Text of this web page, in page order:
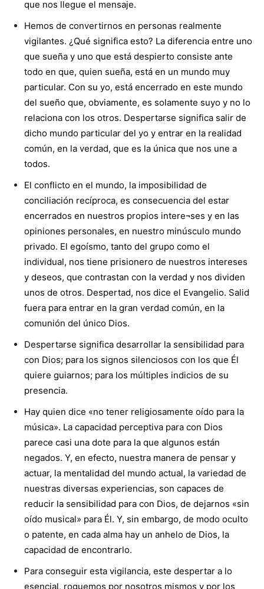
que nos llegue el mensaje.
Hemos de convertirnos en personas realmente
vigilantes. ¿Qué significa esto? La diferencia entre uno
que sueña y uno que está despierto consiste ante
todo en que, quien sueña, está en un mundo muy
particular. Con su yo, está encerrado en este mundo
del sueño que, obviamente, es solamente suyo y no lo
relaciona con los otros. Despertarse significa salir de
dicho mundo particular del yo y entrar en la realidad
común, en la verdad, que es la única que nos une a
todos.
El conflicto en el mundo, la imposibilidad de
conciliación recíproca, es consecuencia del estar
encerrados en nuestros propios intere¬ses y en las
opiniones personales, en nuestro minúsculo mundo
privado. El egoísmo, tanto del grupo como el
individual, nos tiene prisionero de nuestros intereses
y deseos, que contrastan con la verdad y nos dividen
unos de otros. Despertad, nos dice el Evangelio. Salid
fuera para entrar en la gran verdad común, en la
comunión del único Dios.
Despertarse significa desarrollar la sensibilidad para
con Dios; para los signos silenciosos con los que Él
quiere guiarnos; para los múltiples indicios de su
presencia.
Hay quien dice «no tener religiosamente oído para la
música». La capacidad perceptiva para con Dios
parece casi una dote para la que algunos están
negados. Y, en efecto, nuestra manera de pensar y
actuar, la mentalidad del mundo actual, la variedad de
nuestras diversas experiencias, son capaces de
reducir la sensibilidad para con Dios, de dejarnos «sin
oído musical» para Él. Y, sin embargo, de modo oculto
o patente, en cada alma hay un anhelo de Dios, la
capacidad de encontrarlo.
Para conseguir esta vigilancia, este despertar a lo
esencial, roguemos por nosotros mismos y por los